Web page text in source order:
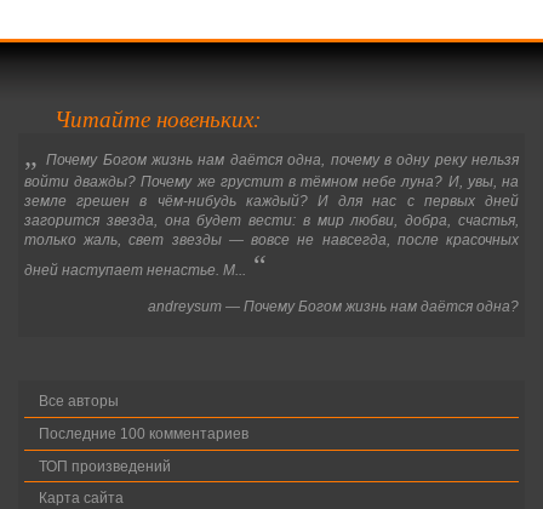
Читайте новеньких:
„Почему Богом жизнь нам даётся одна, почему в одну реку нельзя
войти дважды? Почему же грустит в тёмном небе луна? И, увы, на
земле грешен в чём-нибудь каждый? И для нас с первых дней
загорится звезда, она будет вести: в мир любви, добра, счастья,
только жаль, свет звезды—вовсе не навсегда, после красочных
дней наступает ненастье. М...
“
andreysum — Почему Богом жизнь нам даётся одна?
Все авторы
Последние 100 комментариев
ТОП произведений
Карта сайта